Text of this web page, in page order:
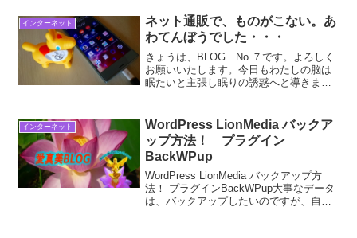
Blog管理者以外のひとが、...
インターネット
ネット通販で、ものがこない。あ
わてんぼうでした・・・
きょうは、BLOG No.７です。よろしく
お願いいたします。今日もわたしの脳は
眠たいと主張し眠りの誘惑へと導きます
ので、行動をとうして、脳を筋トレ感覚
で鍛えてみます。こ...
インターネット
WordPress LionMedia バックア
ップ方法！ プラグイン
BackWPup
WordPress LionMedia バックアップ方
法！ プラグインBackWPup大事なデータ
は、バックアップしたいのですが、自動